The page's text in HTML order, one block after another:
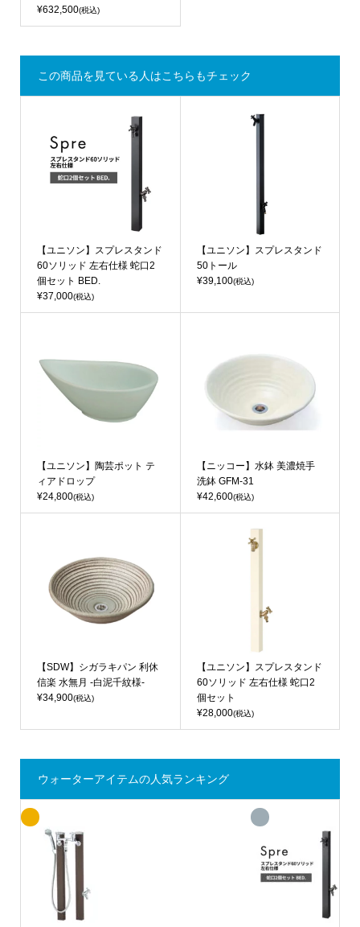
¥632,500(税込)
この商品を見ている人はこちらもチェック
【ユニソン】スプレスタンド
60ソリッド 左右仕様 蛇口2
個セット BED.
¥37,000(税込)
【ユニソン】スプレスタンド
50トール
¥39,100(税込)
【ユニソン】陶芸ポット テ
ィアドロップ
¥24,800(税込)
【ニッコー】水鉢 美濃焼手
洗鉢 GFM-31
¥42,600(税込)
【SDW】シガラキパン 利休
信楽 水無月 -白泥千紋様-
¥34,900(税込)
【ユニソン】スプレスタンド
60ソリッド 左右仕様 蛇口2
個セット
¥28,000(税込)
ウォーターアイテムの人気ランキング